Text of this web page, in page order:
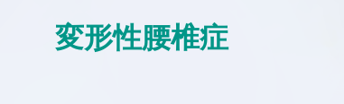
変形性腰椎症